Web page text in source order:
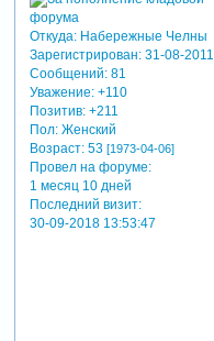
Откуда:Набережные Челны
Зарегистрирован: 31-08-2011
Сообщений:81
Уважение: +110
Позитив: +211
Пол:Женский
Возраст:53 [1973-04-06]
Провел на форуме:
1 месяц 10 дней
Последний визит:
30-09-2018 13:53:47